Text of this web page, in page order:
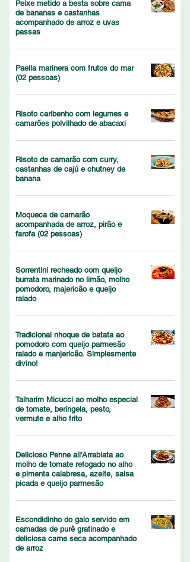
Peixe metido a besta sobre cama
de bananas e castanhas
acompanhado de arroz e uvas
passas
Paella marinera com frutos do mar
(02 pessoas)
Risoto caribenho com legumes e
camarões polvilhado de abacaxi
Risoto de camarão com curry,
castanhas de cajú e chutney de
banana
Moqueca de camarão
acompanhada de arroz, pirão e
farofa (02 pessoas)
Sorrentini recheado com queijo
burrata marinado no limão, molho
pomodoro, majericão e queijo
ralado
Tradicional nhoque de batata ao
pomodoro com queijo parmesão
ralado e manjericão. Simplesmente
divino!
Talharim Micucci ao molho especial
de tomate, beringela, pesto,
vermute e alho frito
Delicioso Penne all'Arrabiata ao
molho de tomate refogado no alho
e pimenta calabresa, azeite, salsa
picada e queijo parmesão
Escondidinho do galo servido em
camadas de purê gratinado e
deliciosa carne seca acompanhado
de arroz